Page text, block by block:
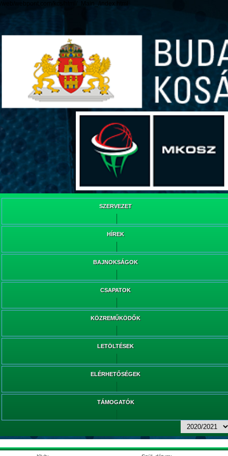
/web/webpont.com/kcs/html/_Main_/index.html
SZERVEZET
HÍREK
BAJNOKSÁGOK
CSAPATOK
KÖZREMŰKÖDŐK
LETÖLTÉSEK
ELÉRHETŐSÉGEK
TÁMOGATÓK